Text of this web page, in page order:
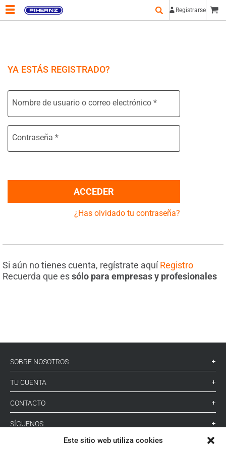
Este sitio web utiliza cookies
Registrarse
YA ESTÁS REGISTRADO?
Nombre de usuario o correo electrónico *
Contraseña *
ACCEDER
¿Has olvidado tu contraseña?
Si aún no tienes cuenta, regístrate aquíRegistro
Recuerda que essólo para empresas y profesionales
SOBRE NOSOTROS
TU CUENTA
CONTACTO
SÍGUENOS